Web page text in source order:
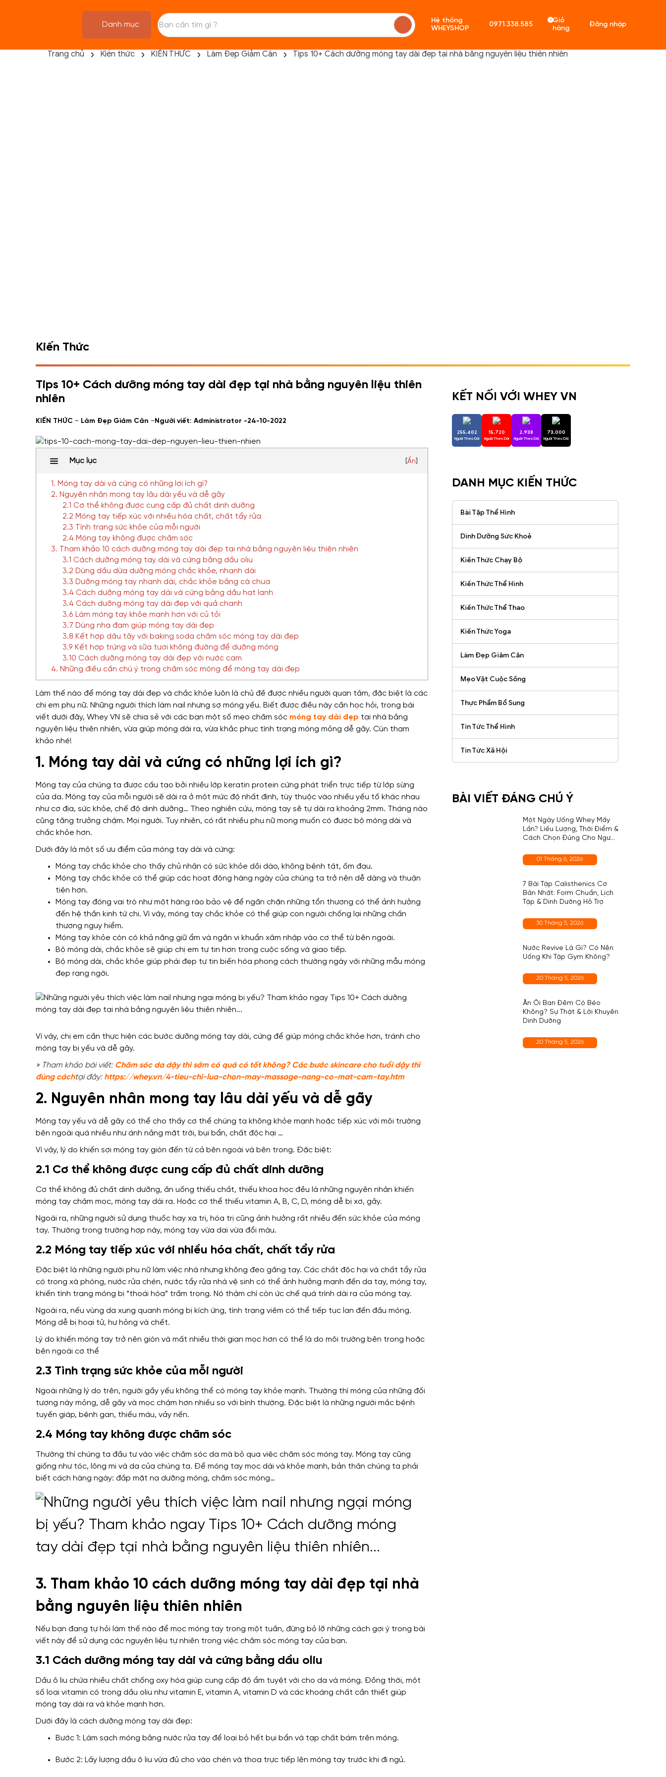
Danh mục
Hệ thống
WHEYSHOP
0971.338.585
0Giỏ
hàng
Đăng nhập
Trang chủ Kiến thức KIẾN THỨC Làm Đẹp Giảm Cân Tips 10+ Cách dưỡng móng tay dài đẹp tại nhà bằng nguyên liệu thiên nhiên
Kiến Thức
Tips 10+ Cách dưỡng móng tay dài đẹp tại nhà bằng nguyên liệu thiên
nhiên
KIẾN THỨC - Làm Đẹp Giảm Cân -Người viết: Administrator -24-10-2022
Mục lục Ẩn
1. Móng tay dài và cứng có những lợi ích gì?
2. Nguyên nhân mong tay lâu dài yếu và dễ gãy
2.1 Cơ thể không được cung cấp đủ chất dinh dưỡng
2.2 Móng tay tiếp xúc với nhiều hóa chất, chất tẩy rửa
2.3 Tình trạng sức khỏe của mỗi người
2.4 Móng tay không được chăm sóc
3. Tham khảo 10 cách dưỡng móng tay dài đẹp tại nhà bằng nguyên liệu thiên nhiên
3.1 Cách dưỡng móng tay dài và cứng bằng dầu oliu
3.2 Dùng dầu dừa dưỡng móng chắc khỏe, nhanh dài
3.3 Dưỡng móng tay nhanh dài, chắc khỏe bằng cà chua
3.4 Cách dưỡng móng tay dài và cứng bằng dầu hạt lanh
3.4 Cách dưỡng móng tay dài đẹp với quả chanh
3.6 Làm móng tay khỏe mạnh hơn với củ tỏi
3.7 Dùng nha đam giúp móng tay dài đẹp
3.8 Kết hợp dâu tây với baking soda chăm sóc móng tay dài đẹp
3.9 Kết hợp trứng và sữa tươi không đường để dưỡng móng
3.10 Cách dưỡng móng tay dài đẹp với nước cam
4. Những điều cần chú ý trong chăm sóc móng để móng tay dài đẹp
Làm thế nào để móng tay dài đẹp và chắc khỏe luôn là chủ đề được nhiều người quan tâm, đặc biệt là các
chị em phụ nữ. Những người thích làm nail nhưng sợ móng yếu. Biết được điều này cần học hỏi, trong bài
viết dưới đây, Whey VN sẽ chia sẻ với các bạn một số mẹo chăm sóc móng tay dài đẹp tại nhà bằng
nguyên liệu thiên nhiên, vừa giúp móng dài ra, vừa khắc phục tình trạng móng mỏng dễ gãy. Cùn tham
khảo nhé!
1. Móng tay dài và cứng có những lợi ích gì?
Móng tay của chúng ta được cấu tạo bởi nhiều lớp keratin protein cứng phát triển trực tiếp từ lớp sừng
của da. Móng tay của mỗi người sẽ dài ra ở một mức độ nhất định, tùy thuộc vào nhiều yếu tố khác nhau
như cơ địa, sức khỏe, chế độ dinh dưỡng… Theo nghiên cứu, móng tay sẽ tự dài ra khoảng 2mm. Tháng nào
cũng tăng trưởng chậm. Mọi người. Tuy nhiên, có rất nhiều phụ nữ mong muốn có được bộ móng dài và
chắc khỏe hơn.
Dưới đây là một số ưu điểm của móng tay dài và cứng:
Móng tay chắc khỏe cho thấy chủ nhân có sức khỏe dồi dào, không bệnh tật, ốm đau.
Móng tay chắc khỏe có thể giúp các hoạt động hàng ngày của chúng ta trở nên dễ dàng và thuận
tiện hơn.
Móng tay đóng vai trò như một hàng rào bảo vệ để ngăn chặn những tổn thương có thể ảnh hưởng
đến hệ thần kinh tứ chi. Vì vậy, móng tay chắc khỏe có thể giúp con người chống lại những chấn
thương nguy hiểm.
Móng tay khỏe còn có khả năng giữ ẩm và ngăn vi khuẩn xâm nhập vào cơ thể từ bên ngoài.
Bộ móng dài, chắc khỏe sẽ giúp chị em tự tin hơn trong cuộc sống và giao tiếp.
Bộ móng dài, chắc khỏe giúp phái đẹp tự tin biến hóa phong cách thường ngày với những mẫu móng
đẹp rạng ngời.
Vì vậy, chị em cần thực hiện các bước dưỡng móng tay dài, cứng để giúp móng chắc khỏe hơn, tránh cho
móng tay bị yếu và dễ gãy.
» Tham khảo bài viết: Chăm sóc da dậy thì sớm có quá có tốt không? Các bước skincare cho tuổi dậy thì
đúng cáchtại đây: https://whey.vn/4-tieu-chi-lua-chon-may-massage-nang-co-mat-cam-tay.htm
2. Nguyên nhân mong tay lâu dài yếu và dễ gãy
Móng tay yếu và dễ gãy có thể cho thấy cơ thể chúng ta không khỏe mạnh hoặc tiếp xúc với môi trường
bên ngoài quá nhiều như ánh nắng mặt trời, bụi bẩn, chất độc hại …
Vì vậy, lý do khiến sợi móng tay giòn đến từ cả bên ngoài và bên trong. Đặc biệt:
2.1 Cơ thể không được cung cấp đủ chất dinh dưỡng
Cơ thể không đủ chất dinh dưỡng, ăn uống thiếu chất, thiếu khoa học đều là những nguyên nhân khiến
móng tay chậm mọc, móng tay dài ra. Hoặc cơ thể thiếu vitamin A, B, C, D, móng dễ bị xơ, gãy.
Ngoài ra, những người sử dụng thuốc hay xạ trị, hóa trị cũng ảnh hưởng rất nhiều đến sức khỏe của móng
tay. Thường trong trường hợp này, móng tay vừa dai vừa đổi màu.
2.2 Móng tay tiếp xúc với nhiều hóa chất, chất tẩy rửa
Đặc biệt là những người phụ nữ làm việc nhà nhưng không đeo găng tay. Các chất độc hại và chất tẩy rửa
có trong xà phòng, nước rửa chén, nước tẩy rửa nhà vệ sinh có thể ảnh hưởng mạnh đến da tay, móng tay,
khiến tình trạng móng bị “thoái hóa” trầm trọng. Nó thậm chí còn ức chế quá trình dài ra của móng tay.
Ngoài ra, nếu vùng da xung quanh móng bị kích ứng, tình trạng viêm có thể tiếp tục lan đến đầu móng.
Móng dễ bị hoại tử, hư hỏng và chết.
Lý do khiến móng tay trở nên giòn và mất nhiều thời gian mọc hơn có thể là do môi trường bên trong hoặc
bên ngoài cơ thể
2.3 Tình trạng sức khỏe của mỗi người
Ngoài những lý do trên, người gầy yếu không thể có móng tay khỏe mạnh. Thường thì móng của những đối
tượng này mỏng, dễ gãy và mọc chậm hơn nhiều so với bình thường. Đặc biệt là những người mắc bệnh
tuyến giáp, bệnh gan, thiếu máu, vảy nến.
2.4 Móng tay không được chăm sóc
Thường thì chúng ta đầu tư vào việc chăm sóc da mà bỏ qua việc chăm sóc móng tay. Móng tay cũng
giống như tóc, lông mi và da của chúng ta. Để móng tay mọc dài và khỏe mạnh, bản thân chúng ta phải
biết cách hàng ngày: đắp mặt nạ dưỡng móng, chăm sóc móng…
3. Tham khảo 10 cách dưỡng móng tay dài đẹp tại nhà
bằng nguyên liệu thiên nhiên
Nếu bạn đang tự hỏi làm thế nào để mọc móng tay trong một tuần, đừng bỏ lỡ những cách gợi ý trong bài
viết này để sử dụng các nguyên liệu tự nhiên trong việc chăm sóc móng tay của bạn.
3.1 Cách dưỡng móng tay dài và cứng bằng dầu oliu
Dầu ô liu chứa nhiều chất chống oxy hóa giúp cung cấp độ ẩm tuyệt vời cho da và móng. Đồng thời, một
số loại vitamin có trong dầu oliu như vitamin E, vitamin A, vitamin D và các khoáng chất cần thiết giúp
móng tay dài ra và khỏe mạnh hơn.
Dưới đây là cách dưỡng móng tay dài đẹp:
Bước 1: Làm sạch móng bằng nước rửa tay để loại bỏ hết bụi bẩn và tạp chất bám trên móng.
Bước 2: Lấy lượng dầu ô liu vừa đủ cho vào chén và thoa trực tiếp lên móng tay trước khi đi ngủ.
KẾT NỐI VỚI WHEY VN
255,402
Người Theo Dõi
15,720
Người Theo Dõi
2,938
Người Theo Dõi
73,000
Người Theo Dõi
DANH MỤC KIẾN THỨC
Bài Tập Thể Hình
Dinh Dưỡng Sức Khoẻ
Kiến Thức Chạy Bộ
Kiến Thức Thể Hình
Kiến Thức Thể Thao
Kiến Thức Yoga
Làm Đẹp Giảm Cân
Mẹo Vặt Cuộc Sống
Thực Phẩm Bổ Sung
Tin Tức Thể Hình
Tin Tức Xã Hội
BÀI VIẾT ĐÁNG CHÚ Ý
Một Ngày Uống Whey Mấy
Lần? Liều Lượng, Thời Điểm &
Cách Chọn Đúng Cho Người
01 Tháng 6, 2026
7 Bài Tập Calisthenics Cơ
Bản Nhất: Form Chuẩn, Lịch
Tập & Dinh Dưỡng Hỗ Trợ
30 Tháng 5, 2026
Nước Revive Là Gì? Có Nên
Uống Khi Tập Gym Không?
20 Tháng 5, 2026
Ăn Ổi Ban Đêm Có Béo
Không? Sự Thật & Lời Khuyên
Dinh Dưỡng
20 Tháng 5, 2026